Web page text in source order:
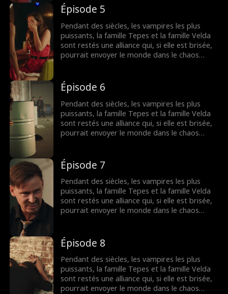
normale Sammantha Evans, une serveuse du
club Dracula appartenant aux puissants Alarik
Tepes. Une nuit fatidique le réveillon du
Nouvel An, le monde sera changé pour
toujours…
Épisode 5
Pendant des siècles, les vampires les plus
puissants, la famille Tepes et la famille Velda
sont restés une alliance qui, si elle est brisée,
pourrait envoyer le monde dans le chaos
normale Sammantha Evans, une serveuse du
club Dracula appartenant aux puissants Alarik
Tepes. Une nuit fatidique le réveillon du
Nouvel An, le monde sera changé pour
toujours…
Épisode 6
Pendant des siècles, les vampires les plus
puissants, la famille Tepes et la famille Velda
sont restés une alliance qui, si elle est brisée,
pourrait envoyer le monde dans le chaos
normale Sammantha Evans, une serveuse du
club Dracula appartenant aux puissants Alarik
Tepes. Une nuit fatidique le réveillon du
Nouvel An, le monde sera changé pour
toujours…
Épisode 7
Pendant des siècles, les vampires les plus
puissants, la famille Tepes et la famille Velda
sont restés une alliance qui, si elle est brisée,
pourrait envoyer le monde dans le chaos
normale Sammantha Evans, une serveuse du
club Dracula appartenant aux puissants Alarik
Tepes. Une nuit fatidique le réveillon du
Nouvel An, le monde sera changé pour
toujours…
Épisode 8
Pendant des siècles, les vampires les plus
puissants, la famille Tepes et la famille Velda
sont restés une alliance qui, si elle est brisée,
pourrait envoyer le monde dans le chaos